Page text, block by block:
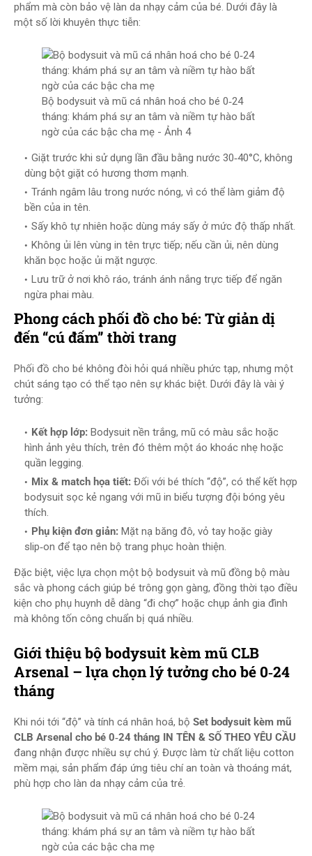
phẩm mà còn bảo vệ làn da nhạy cảm của bé. Dưới đây là
một số lời khuyên thực tiễn:
Bộ bodysuit và mũ cá nhân hoá cho bé 0‑24
tháng: khám phá sự an tâm và niềm tự hào bất
ngờ của các bậc cha mẹ - Ảnh 4
Giặt trước khi sử dụng lần đầu bằng nước 30‑40°C, không
dùng bột giặt có hương thơm mạnh.
Tránh ngâm lâu trong nước nóng, vì có thể làm giảm độ
bền của in tên.
Sấy khô tự nhiên hoặc dùng máy sấy ở mức độ thấp nhất.
Không ủi lên vùng in tên trực tiếp; nếu cần ủi, nên dùng
khăn bọc hoặc ủi mặt ngược.
Lưu trữ ở nơi khô ráo, tránh ánh nắng trực tiếp để ngăn
ngừa phai màu.
Phong cách phối đồ cho bé: Từ giản dị
đến “cú đấm” thời trang
Phối đồ cho bé không đòi hỏi quá nhiều phức tạp, nhưng một
chút sáng tạo có thể tạo nên sự khác biệt. Dưới đây là vài ý
tưởng:
Kết hợp lớp: Bodysuit nền trắng, mũ có màu sắc hoặc
hình ảnh yêu thích, trên đó thêm một áo khoác nhẹ hoặc
quần legging.
Mix & match họa tiết: Đối với bé thích “độ”, có thể kết hợp
bodysuit sọc kẻ ngang với mũ in biểu tượng đội bóng yêu
thích.
Phụ kiện đơn giản: Mặt nạ băng đô, vỏ tay hoặc giày
slip‑on để tạo nên bộ trang phục hoàn thiện.
Đặc biệt, việc lựa chọn một bộ bodysuit và mũ đồng bộ màu
sắc và phong cách giúp bé trông gọn gàng, đồng thời tạo điều
kiện cho phụ huynh dễ dàng “đi chợ” hoặc chụp ảnh gia đình
mà không tốn công chuẩn bị quá nhiều.
Giới thiệu bộ bodysuit kèm mũ CLB
Arsenal – lựa chọn lý tưởng cho bé 0‑24
tháng
Khi nói tới “độ” và tính cá nhân hoá, bộ Set bodysuit kèm mũ
CLB Arsenal cho bé 0‑24 tháng IN TÊN & SỐ THEO YÊU CẦU
đang nhận được nhiều sự chú ý. Được làm từ chất liệu cotton
mềm mại, sản phẩm đáp ứng tiêu chí an toàn và thoáng mát,
phù hợp cho làn da nhạy cảm của trẻ.